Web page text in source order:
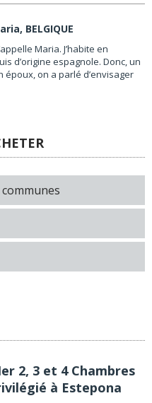
BELGIQUE
Maria. J’habite en
d’origine espagnole. Donc, un
époux, on a parlé d’envisager
2, 3 et 4 Chambres
à Estepona